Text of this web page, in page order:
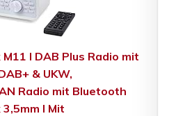
I DAB Plus Radio mit
& UKW,
Radio mit Bluetooth
I Mit